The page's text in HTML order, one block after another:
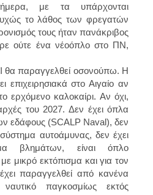
με τα υπάρχονται
το λάθος των φρεγατών
τους ήταν πανάκριβος
ούτε ένα νέοόπλο στο ΠΝ,
θα παραγγελθεί οσονούπω. Η
επιχειρησιακά στο Αιγαίο αν
ερχόμενο καλοκαίρι. Αν όχι,
του 2027.Δεν έχει όπλα
εδάφους (SCALP Naval), δεν
σύστημα αυτοάμυνας, δεν έχει
βλημάτων, είναι όπλο
μικρό εκτόπισμα και για τον
παραγγελθεί από κανένα
παγκοσμίως εκτός